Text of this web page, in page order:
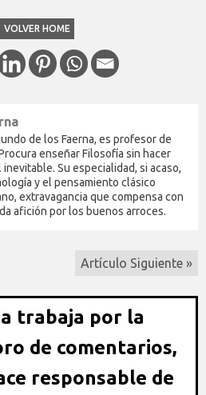
VOLVER HOME
de los Faerna, es profesor de
enseñar Filosofía sin hacer
inevitable. Su especialidad, si acaso,
y el pensamiento clásico
extravagancia que compensa con
afición por los buenos arroces.
Artículo Siguiente »
trabaja por la
de comentarios,
responsable de